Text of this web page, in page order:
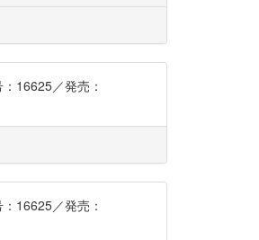
16625／発売：
16625／発売：